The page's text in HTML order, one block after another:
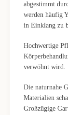
abgestimmt
werden häufig
in Einklang zu
Hochwertige
verwöhnt wird.
Die naturnahe
Materialien
Großzügige